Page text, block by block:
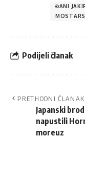
ĐANI
Podijeli članak
PRETHODNI ČLANAK
Japanski
napustili
moreuz